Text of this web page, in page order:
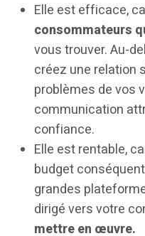
Elle est efficace,
consommateurs
vous trouver. Au-
créez une relation
problèmes de vos
communication
confiance.
Elle est rentable,
budget
grandes
dirigé vers votre
mettre en œuvre.